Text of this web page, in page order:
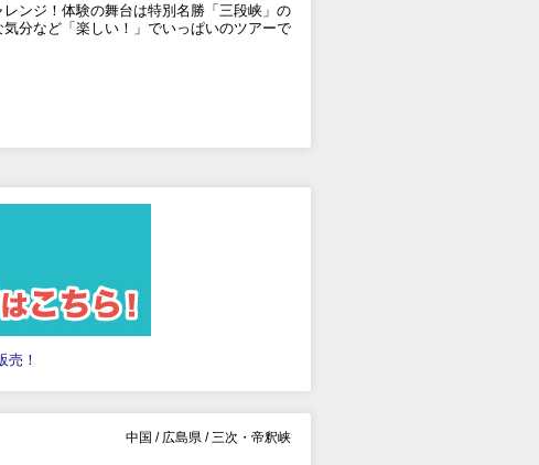
ンジ！体験の舞台は特別名勝「三段峡」の
分など「楽しい！」でいっぱいのツアーで
売！
中国 / 広島県 / 三次・帝釈峡